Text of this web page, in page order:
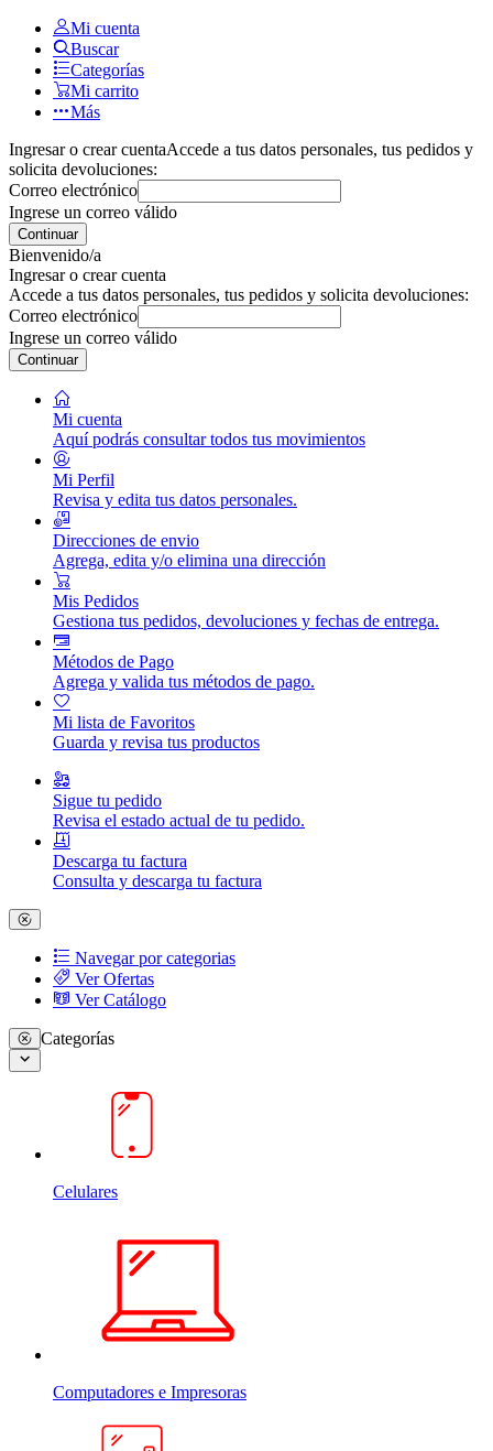
Mi cuenta
Buscar
Categorías
Mi carrito
Más
Ingresar o crear cuentaAccede a tus datos personales, tus pedidos y
solicita devoluciones:
Correo electrónico
Ingrese un correo válido
Continuar
Bienvenido/a
Ingresar o crear cuenta
Accede a tus datos personales, tus pedidos y solicita devoluciones:
Correo electrónico
Ingrese un correo válido
Continuar
Mi cuenta
Aquí podrás consultar todos tus movimientos
Mi Perfil
Revisa y edita tus datos personales.
Direcciones de envio
Agrega, edita y/o elimina una dirección
Mis Pedidos
Gestiona tus pedidos, devoluciones y fechas de entrega.
Métodos de Pago
Agrega y valida tus métodos de pago.
Mi lista de Favoritos
Guarda y revisa tus productos
Sigue tu pedido
Revisa el estado actual de tu pedido.
Descarga tu factura
Consulta y descarga tu factura
Navegar por categorias
Ver Ofertas
Ver Catálogo
Categorías
Celulares
Computadores e Impresoras